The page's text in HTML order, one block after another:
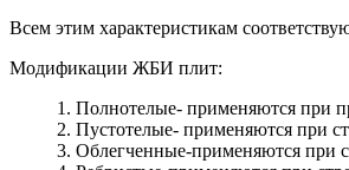
Всем этим характеристикам
Модификации ЖБИ плит:
Полнотелые- применяются при
Пустотелые- применяются при
Облегченные-применяются при